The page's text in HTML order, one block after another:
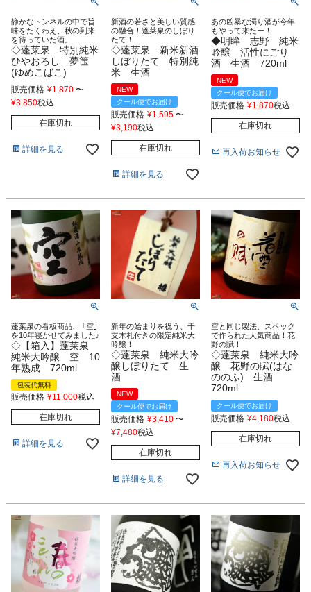
静かなトンネルの中で旨
味をたくわえ、秋の到来
を待っていた酒。
◇蓬莱泉 特別純米
ひやおろし 夢筺
(ゆめこばこ)
販売価格 ¥1,870 〜
¥3,850税込
在庫切れ
詳細を見る
新酒の若さと美しい質感
の融合！蓬莱泉のしぼり
たて！
◇蓬莱泉 新米新酒
しぼりたて 特別純
米 生酒
NEW
クール便でお届け
販売価格 ¥1,595 〜
¥3,190税込
在庫切れ
詳細を見る
あの凶暴な濁り酒が今年
もやって来たー！
◆明眸 志野 純米
吟醸 活性にごり
酒 生酒 720ml
NEW
クール便でお届け
販売価格 ¥1,870税込
在庫切れ
再入荷お知らせ
蓬莱泉の看板商品、 ｢空｣
を10年寝かせてみました♪
◇【箱入】蓬莱泉
純米大吟醸 空 10
年熟成 720ml
包装代無料
販売価格 ¥11,000税込
在庫切れ
詳細を見る
新年の始まりを祝う、干
支木札付きの限定純米大
吟醸！
◇蓬莱泉 純米大吟
醸しぼりたて 生
酒
NEW
クール便でお届け
販売価格 ¥3,410 〜
¥7,480税込
在庫切れ
詳細を見る
空と同じ製法、スペック
で作られた人気商品！花
野の賦！
◇蓬莱泉 純米大吟
醸 花野の賦(はな
ののふ) 生酒
720ml
クール便でお届け
販売価格 ¥4,180税込
在庫切れ
再入荷お知らせ